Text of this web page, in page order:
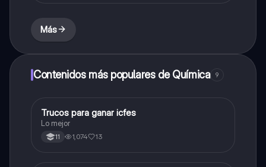
Más
Contenidos más populares de Química 9
Química
Trucos para ganar icfes
Lo mejor
11 1,074 13